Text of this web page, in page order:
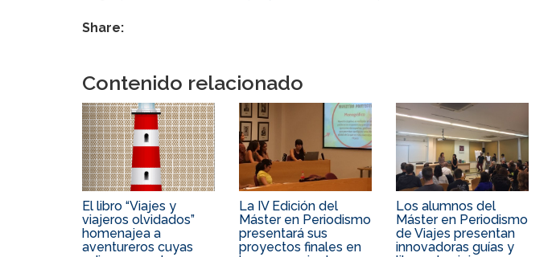
Share:
Contenido relacionado
El libro “Viajes y
viajeros olvidados”
homenajea a
aventureros cuyas
La IV Edición del
Máster en Periodismo
presentará sus
proyectos finales en
Los alumnos del
Máster en Periodismo
de Viajes presentan
innovadoras guías y